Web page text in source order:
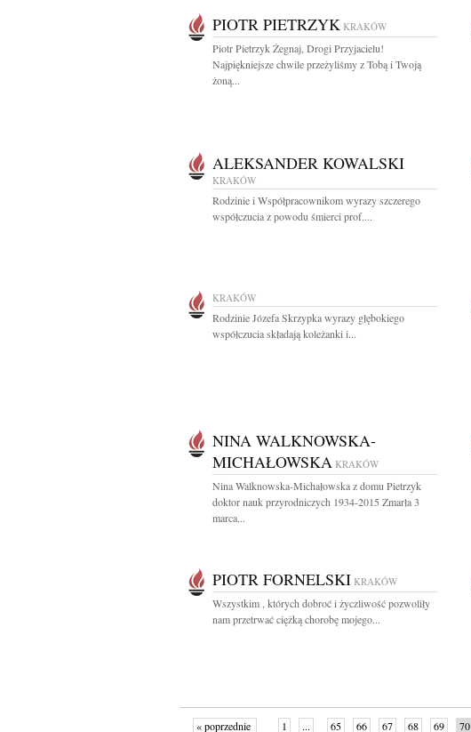
PIOTR PIETRZYK KRAKÓW
Piotr Pietrzyk Żegnaj, Drogi Przyjacielu!
Najpiękniejsze chwile przeżyliśmy z Tobą i Twoją
żoną...
ALEKSANDER KOWALSKI
KRAKÓW
Rodzinie i Współpracownikom wyrazy szczerego
współczucia z powodu śmierci prof....
KRAKÓW
Rodzinie Józefa Skrzypka wyrazy głębokiego
współczucia składają koleżanki i...
NINA WALKNOWSKA-
MICHAŁOWSKA KRAKÓW
Nina Walknowska-Michałowska z domu Pietrzyk
doktor nauk przyrodniczych 1934-2015 Zmarła 3
marca...
PIOTR FORNELSKI KRAKÓW
Wszystkim , których dobroć i życzliwość pozwoliły
nam przetrwać ciężką chorobę mojego...
« poprzednie 1 ... 65 66 67 68 69 70